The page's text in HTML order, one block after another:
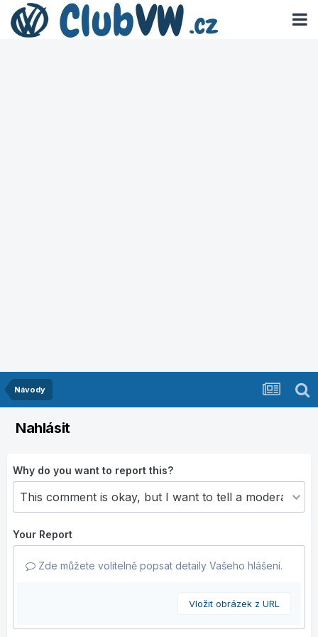
Návody
Nahlásit
Why do you want to report this?
Your Report
Zde můžete volitelně popsat detaily Vašeho hlášení.
Vložit obrázek z URL